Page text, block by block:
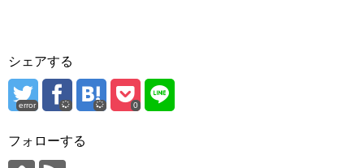
シェアする
error 0
フォローする